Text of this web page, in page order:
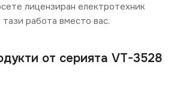
лицензиран електротехник
работа вместо вас.
от серията VT-3528